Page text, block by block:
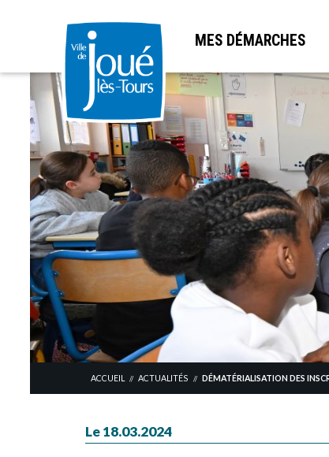
Aller
MES DÉMARCHES
ACCUEIL // ACTUALITÉS // DÉMATÉRIALISATION DES
Le 18.03.2024